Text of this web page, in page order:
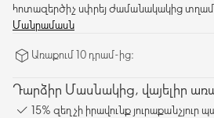
հոտազերծիչ սփրեյ ժամանակակից
Մանրամասն
Առաքում 10 դրամ-ից։
Դարձիր Մասնակից, վայելիր
15% զեղչի իրավունք յուրաքանչյուր